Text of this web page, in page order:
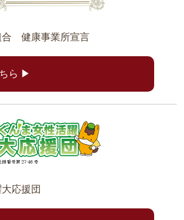
合 健康事業所宣言
ら ▶
応援団